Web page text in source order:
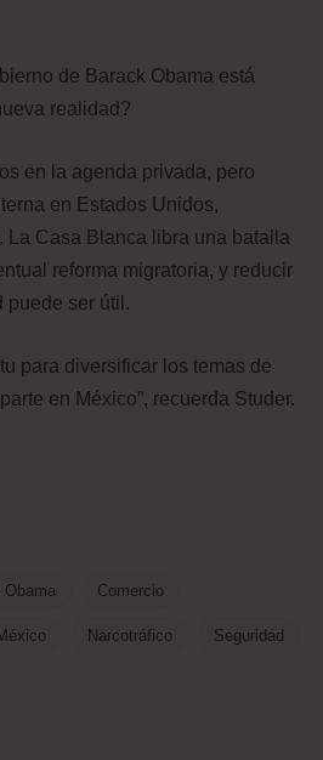
de Barack Obama está
realidad?
en la agenda privada, pero
en Estados Unidos,
La Casa Blanca libra una batalla
reforma migratoria, y reducir
puede ser útil.
para diversificar los temas de
en México”, recuerda Studer.
Obama Comercio
Narcotráfico Seguridad